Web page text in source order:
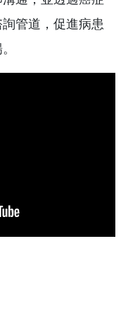
管道，促進病患